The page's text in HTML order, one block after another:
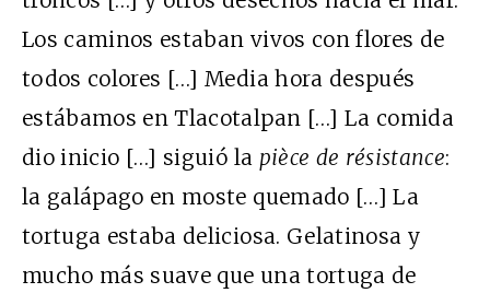
Los caminos estaban vivos con flores de
todos colores […] Media hora después
estábamos en Tlacotalpan […] La comida
dio inicio […] siguió la pièce de résistance:
la galápago en moste quemado […] La
tortuga estaba deliciosa. Gelatinosa y
mucho más suave que una tortuga de